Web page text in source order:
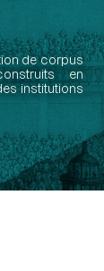
de corpus
en
institutions